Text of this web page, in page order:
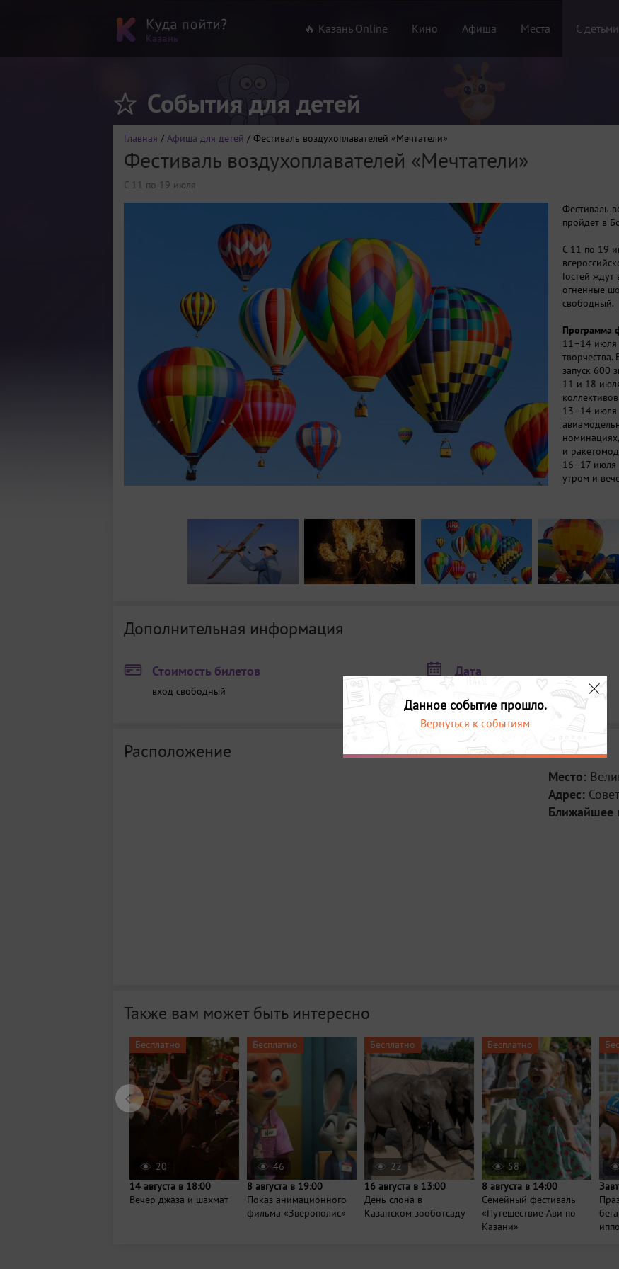
🔥 Казань Online Кино Афиша Места С детьми
События для детей
Главная / Афиша для детей / Фестиваль воздухоплавателей «Мечтатели»
Фестиваль воздухоплавателей «Мечтатели»
С 11 по 19 июля
Фестиваль
пройдет в
С 11 по 19
Гостей
огненные
свободный.
Программа
11–14 июля
запуск 600
11 и 18
13–14 июля
и
16–17 июля
утром и
18–19 июля
Подробная
Дополнительная информация
Стоимость билетов
вход свободный
Дата
Расположение
Место:
Адрес:
Ближайшее
Также вам может быть интересно
20
Бесплатно
14 августа в 18:00
Вечер джаза и шахмат
46
Бесплатно
8 августа в 19:00
Показ анимационного
фильма «Зверополис»
22
Бесплатно
16 августа в 13:00
День слона в
Казанском зооботсаду
58
Бесплатно
8 августа в 14:00
Семейный фестиваль
«Путешествие Ави по
Казани»
Данное событие прошло.
Вернуться к событиям